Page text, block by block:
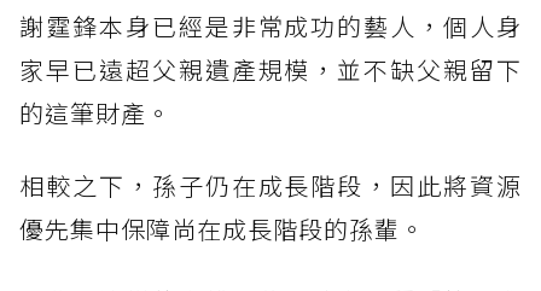
謝霆鋒本身已經是非常成功的藝人，個人身
家早已遠超父親遺產規模，並不缺父親留下
的這筆財產。
相較之下，孫子仍在成長階段，因此將資源
優先集中保障尚在成長階段的孫輩。